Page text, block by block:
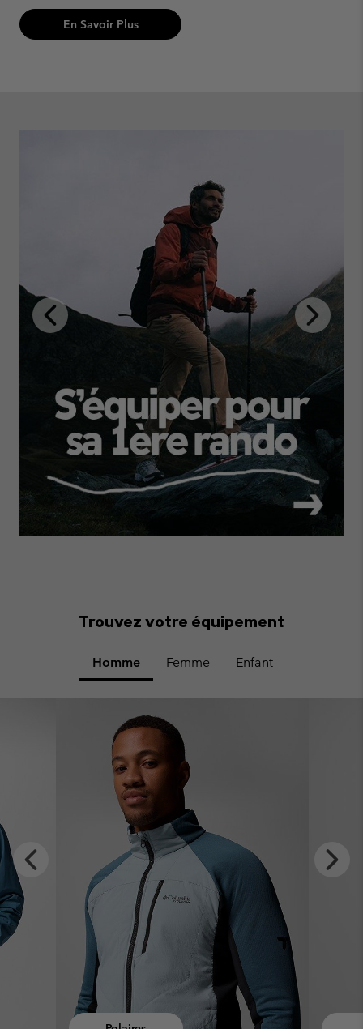
En Savoir Plus
Previous
Slide
Next
Slide
Trouvez votre équipement
Homme Femme Enfant
Previous
Slide
Next
Slide